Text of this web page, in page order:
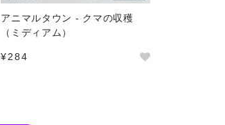
アニマルタウン - クマの収穫
（ミディアム）
¥284